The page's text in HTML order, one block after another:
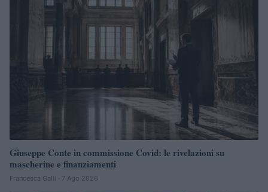
Giuseppe Conte in commissione Covid: le rivelazioni su
mascherine e finanziamenti
Francesca Galli · 7 Ago 2026